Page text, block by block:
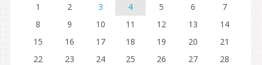
1
2 3 4 5 6
7
8
9 10 11 12 13
14
15
16 17 18 19 20
21
22
23 24 25 26 27
28